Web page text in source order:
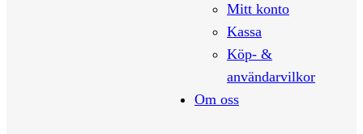
Mitt konto
Kassa
Köp- &
användarvilkor
Om oss